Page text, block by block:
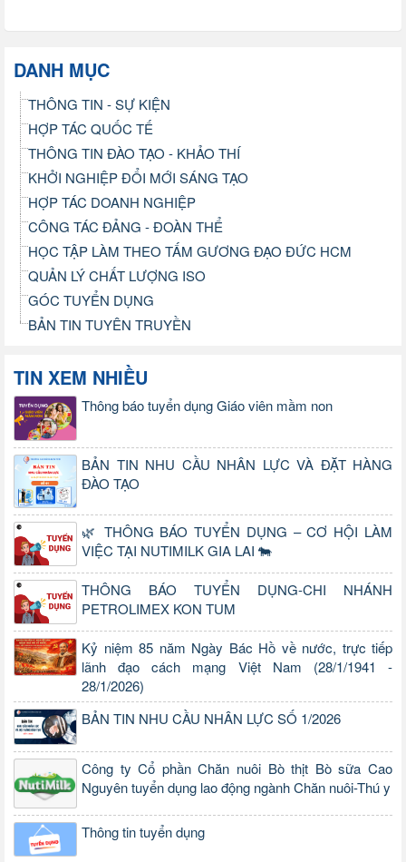
DANH MỤC
THÔNG TIN - SỰ KIỆN
HỢP TÁC QUỐC TẾ
THÔNG TIN ĐÀO TẠO - KHẢO THÍ
KHỞI NGHIỆP ĐỔI MỚI SÁNG TẠO
HỢP TÁC DOANH NGHIỆP
CÔNG TÁC ĐẢNG - ĐOÀN THỂ
HỌC TẬP LÀM THEO TẤM GƯƠNG ĐẠO ĐỨC HCM
QUẢN LÝ CHẤT LƯỢNG ISO
GÓC TUYỂN DỤNG
BẢN TIN TUYÊN TRUYỀN
TIN XEM NHIỀU
Thông báo tuyển dụng Giáo viên mầm non
BẢN TIN NHU CẦU NHÂN LỰC VÀ ĐẶT HÀNG
ĐÀO TẠO
🌿 THÔNG BÁO TUYỂN DỤNG – CƠ HỘI LÀM
VIỆC TẠI NUTIMILK GIA LAI 🐄
THÔNG BÁO TUYỂN DỤNG-CHI NHÁNH
PETROLIMEX KON TUM
Kỷ niệm 85 năm Ngày Bác Hồ về nước, trực tiếp
lãnh đạo cách mạng Việt Nam (28/1/1941 -
28/1/2026)
BẢN TIN NHU CẦU NHÂN LỰC SỐ 1/2026
Công ty Cổ phần Chăn nuôi Bò thịt Bò sữa Cao
Nguyên tuyển dụng lao động ngành Chăn nuôi-Thú y
Thông tin tuyển dụng